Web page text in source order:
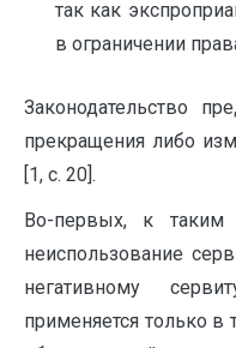
так как
в ограничении
Законодательство
прекращения либо
[1, с. 20].
Во-первых, к таким
неиспользование
негативному
применяется только в